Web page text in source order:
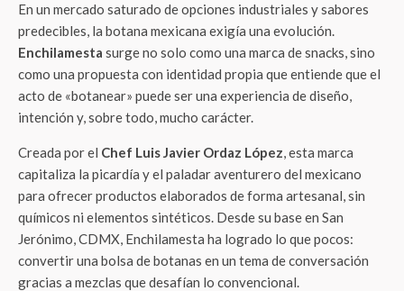
En un mercado saturado de opciones industriales y sabores
predecibles, la botana mexicana exigía una evolución.
Enchilamesta surge no solo como una marca de snacks, sino
como una propuesta con identidad propia que entiende que el
acto de «botanear» puede ser una experiencia de diseño,
intención y, sobre todo, mucho carácter.
Creada por el Chef Luis Javier Ordaz López, esta marca
capitaliza la picardía y el paladar aventurero del mexicano
para ofrecer productos elaborados de forma artesanal, sin
químicos ni elementos sintéticos. Desde su base en San
Jerónimo, CDMX, Enchilamesta ha logrado lo que pocos:
convertir una bolsa de botanas en un tema de conversación
gracias a mezclas que desafían lo convencional.